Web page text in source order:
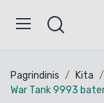
Pagrindinis Kita
War Tank 9993